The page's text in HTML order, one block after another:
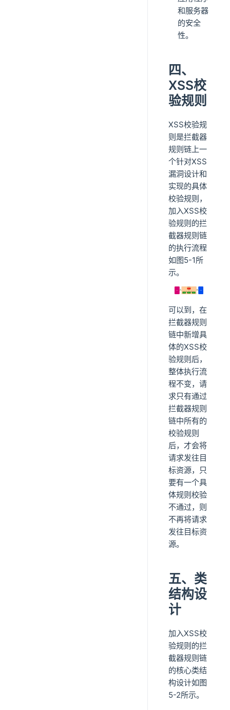
和服务器
的安全
性。
四、
XSS校
验规则
XSS校验规
则是拦截器
规则链上一
个针对XSS
漏洞设计和
实现的具体
校验规则，
加入XSS校
验规则的拦
截器规则链
的执行流程
如图5-1所
示。
可以到，在
拦截器规则
链中新增具
体的XSS校
验规则后，
整体执行流
程不变，请
求只有通过
拦截器规则
链中所有的
校验规则
后，才会将
请求发往目
标资源，只
要有一个具
体规则校验
不通过，则
不再将请求
发往目标资
源。
五、类
结构设
计
加入XSS校
验规则的拦
截器规则链
的核心类结
构设计如图
5-2所示。